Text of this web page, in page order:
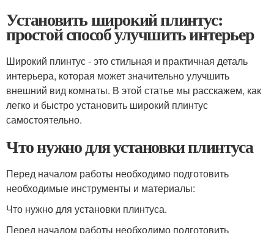
Установить широкий плинтус:
простой способ улучшить интерьер
Широкий плинтус - это стильная и практичная деталь
интерьера, которая может значительно улучшить
внешний вид комнаты. В этой статье мы расскажем, как
легко и быстро установить широкий плинтус
самостоятельно.
Что нужно для установки плинтуса
Перед началом работы необходимо подготовить
необходимые инструменты и материалы:
Что нужно для установки плинтуса.
Перед началом работы необходимо подготовить